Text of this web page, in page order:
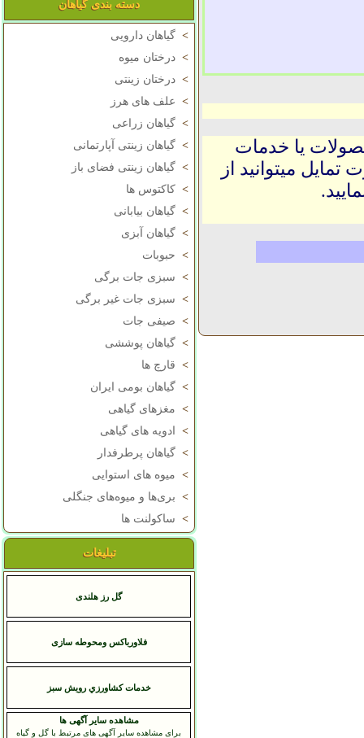
دسته بندی گیاهان
> گیاهان دارویی
> درختان میوه
> درختان زینتی
> علف های هرز
> گیاهان زراعی
> گیاهان زینتی آپارتمانی
> گیاهان زینتی فضای باز
> کاکتوس ها
> گیاهان بیابانی
> گیاهان آبزی
> حبوبات
> سبزی جات برگی
> سبزی جات غیر برگی
> صیفی جات
> گیاهان پوششی
> قارچ ها
> گیاهان بومی ایران
> مغزهای گیاهی
>
ادویه های گیاهی
> گیاهان پرطرفدار
> میوه های استوایی
> بری‌ها و میوه‌های جنگلی
> ساکولنت ها
تبلیغات
گل رز هلندی
فلاورباکس ومحوطه سازی
خدمات کشاورزي رويش سبز
مشاهده سایر آگهی ها
برای مشاهده سایر آگهی های مرتبط با گل و گیاه
یا خدمات
میتوانید از